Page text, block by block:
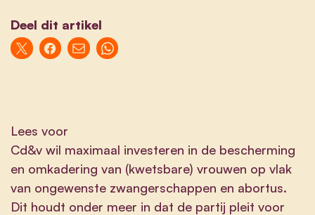
Deel dit artikel
Lees voor
Cd&v wil maximaal investeren in de bescherming
en omkadering van (kwetsbare) vrouwen op vlak
van ongewenste zwangerschappen en abortus.
Dit houdt onder meer in dat de partij pleit voor